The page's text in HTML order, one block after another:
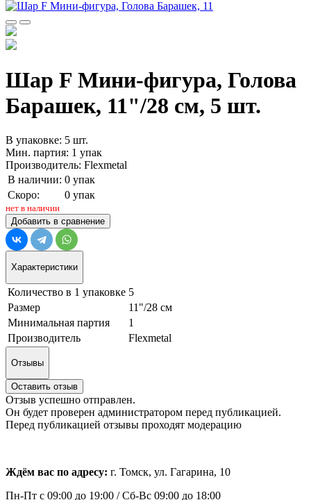
Шар F Мини-фигура, Голова
Барашек, 11"/28 см, 5 шт.
В упаковке: 5 шт.
Мин. партия: 1 упак
Производитель: Flexmetal
В наличии: 0 упак
Скоро:
0 упак
нет в наличии
Добавить в сравнение
Характеристики
Количество в 1 упаковке 5
Размер
11"/28 см
Минимальная партия
1
Производитель
Flexmetal
Отзывы
Оставить отзыв
Отзыв успешно отправлен.
Он будет проверен администратором перед публикацией.
Перед публикацией отзывы проходят модерацию
Ждём вас по адресу: г. Томск, ул. Гагарина, 10
Пн-Пт с 09:00 до 19:00 /Сб-Вс 09:00 до 18:00